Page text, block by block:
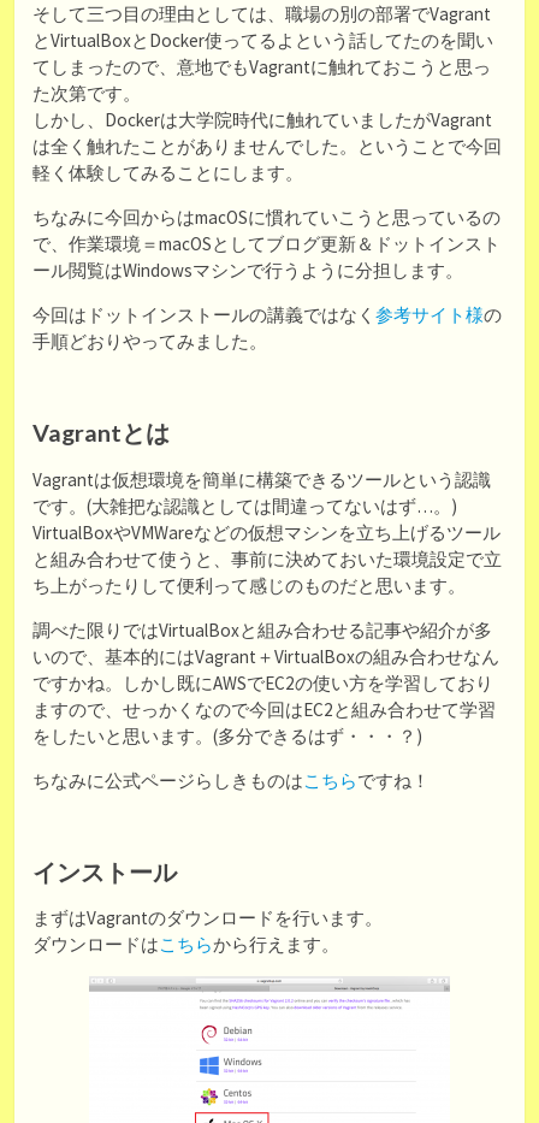
そして三つ目の理由としては、職場の別の部署でVagrant
とVirtualBoxとDocker使ってるよという話してたのを聞い
てしまったので、意地でもVagrantに触れておこうと思っ
た次第です。
しかし、Dockerは大学院時代に触れていましたがVagrant
は全く触れたことがありませんでした。ということで今回
軽く体験してみることにします。
ちなみに今回からはmacOSに慣れていこうと思っているの
で、作業環境＝macOSとしてブログ更新＆ドットインスト
ール閲覧はWindowsマシンで行うように分担します。
今回はドットインストールの講義ではなく 参考サイト様の
手順どおりやってみました。
Vagrantとは
Vagrantは仮想環境を簡単に構築できるツールという認識
です。(大雑把な認識としては間違ってないはず…。)
VirtualBoxやVMWareなどの仮想マシンを立ち上げるツール
と組み合わせて使うと、事前に決めておいた環境設定で立
ち上がったりして便利って感じのものだと思います。
調べた限りではVirtualBoxと組み合わせる記事や紹介が多
いので、基本的にはVagrant＋VirtualBoxの組み合わせなん
ですかね。しかし既にAWSでEC2の使い方を学習しており
ますので、せっかくなので今回はEC2と組み合わせて学習
をしたいと思います。(多分できるはず・・・？)
ちなみに公式ページらしきものはこちらですね！
インストール
まずはVagrantのダウンロードを行います。
ダウンロードはこちらから行えます。